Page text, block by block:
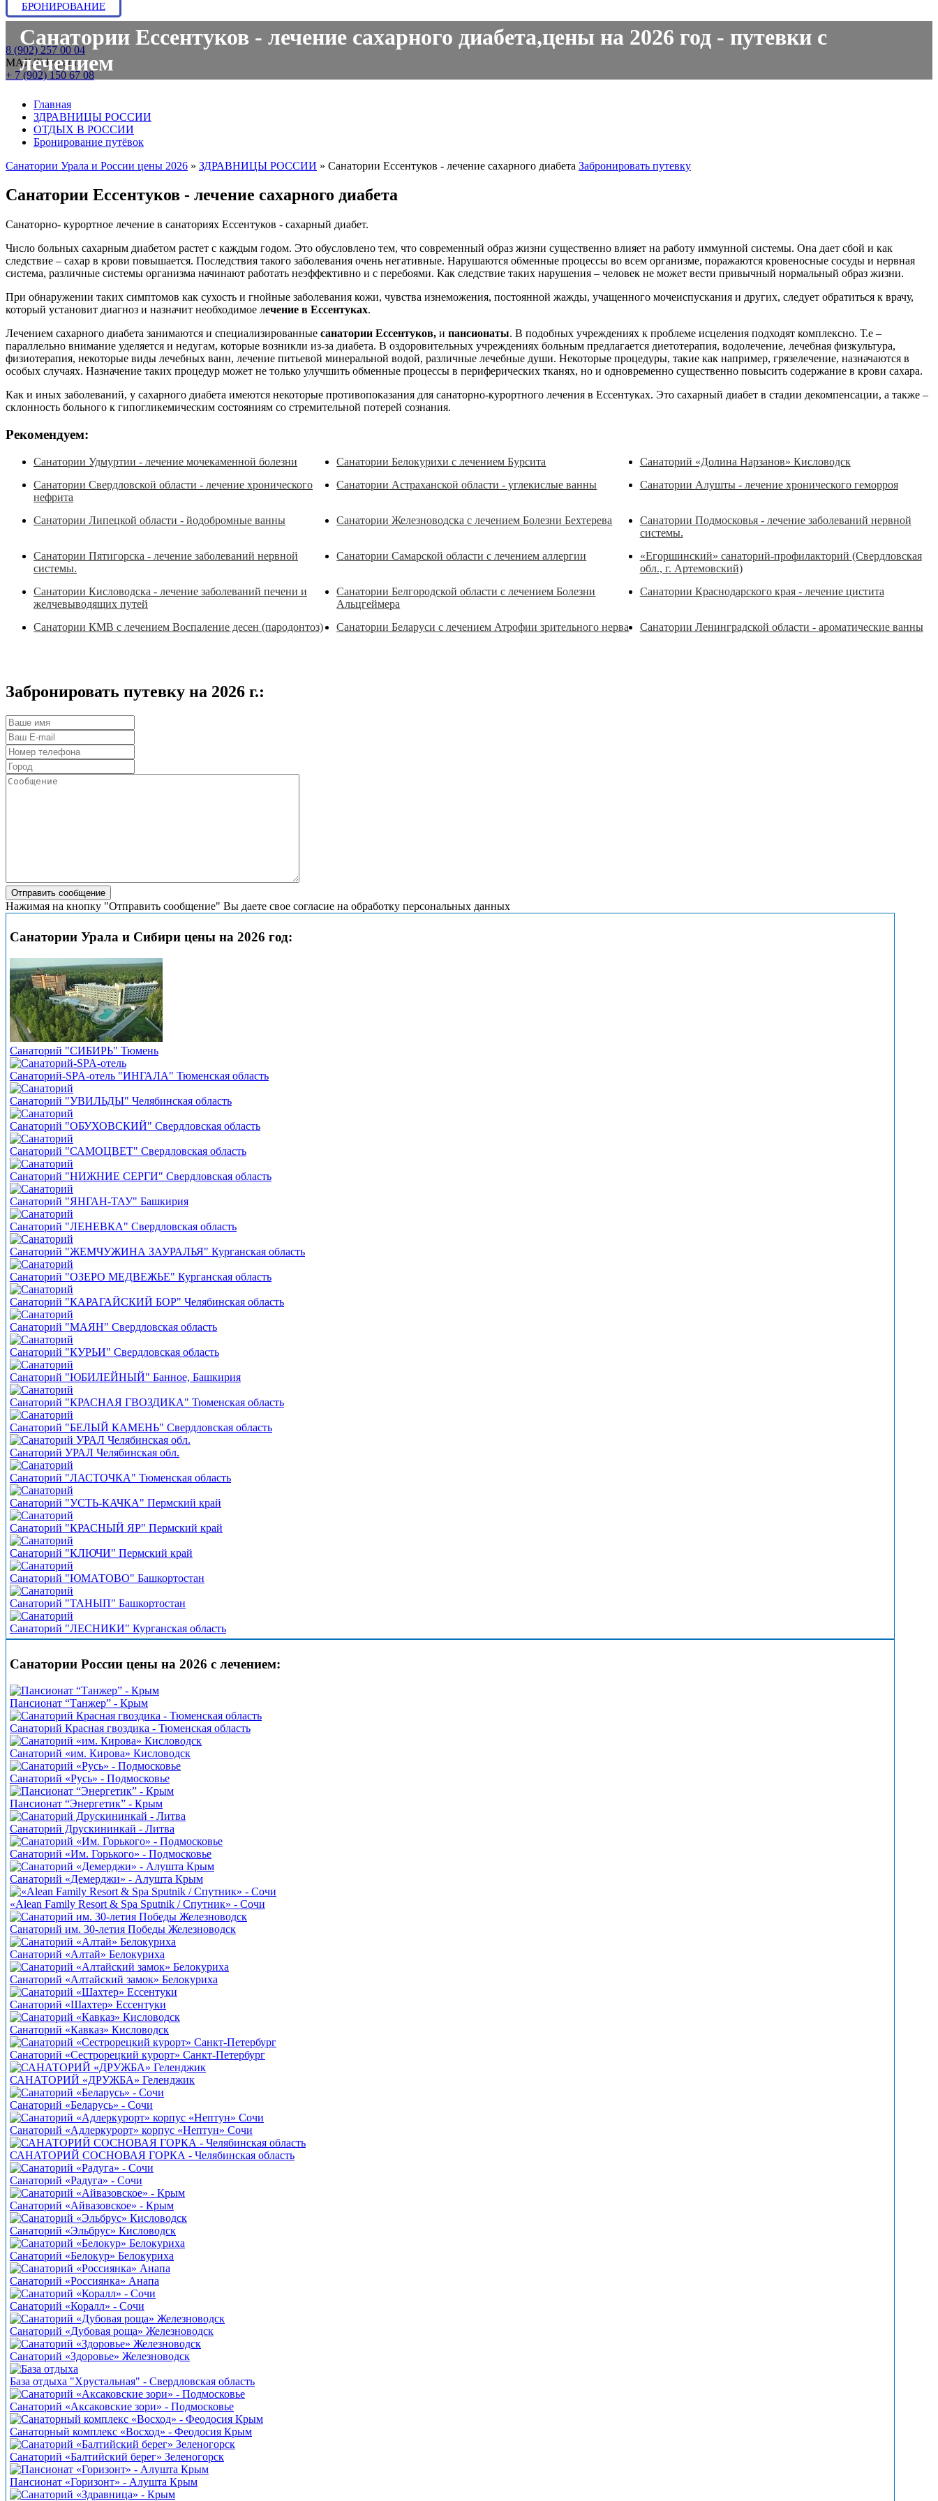
БРОНИРОВАНИЕ
8 (902) 257 00 04
МАХ/Telegram:
+ 7 (902) 150 67 08
Санатории Ессентуков - лечение сахарного диабета,цены на 2026 год - путевки с
лечением
Главная
ЗДРАВНИЦЫ РОССИИ
ОТДЫХ В РОССИИ
Бронирование путёвок
Санатории Урала и России цены 2026 » ЗДРАВНИЦЫ РОССИИ » Санатории Ессентуков - лечение сахарного диабета Забронировать путевку
Санатории Ессентуков - лечение сахарного диабета
Санаторно- курортное лечение в санаториях Ессентуков - сахарный диабет.
Число больных сахарным диабетом растет с каждым годом. Это обусловлено тем, что современный образ жизни существенно влияет на работу иммунной системы. Она дает сбой и как
следствие – сахар в крови повышается. Последствия такого заболевания очень негативные. Нарушаются обменные процессы во всем организме, поражаются кровеносные сосуды и нервная
система, различные системы организма начинают работать неэффективно и с перебоями. Как следствие таких нарушения – человек не может вести привычный нормальный образ жизни.
При обнаружении таких симптомов как сухость и гнойные заболевания кожи, чувства изнеможения, постоянной жажды, учащенного мочеиспускания и других, следует обратиться к врачу,
который установит диагноз и назначит необходимое лечение в Ессентуках.
Лечением сахарного диабета занимаются и специализированные санатории Ессентуков, и пансионаты. В подобных учреждениях к проблеме исцеления подходят комплексно. Т.е –
параллельно внимание уделяется и недугам, которые возникли из-за диабета. В оздоровительных учреждениях больным предлагается диетотерапия, водолечение, лечебная физкультура,
физиотерапия, некоторые виды лечебных ванн, лечение питьевой минеральной водой, различные лечебные души. Некоторые процедуры, такие как например, грязелечение, назначаются в
особых случаях. Назначение таких процедур может не только улучшить обменные процессы в периферических тканях, но и одновременно существенно повысить содержание в крови сахара.
Как и иных заболеваний, у сахарного диабета имеются некоторые противопоказания для санаторно-курортного лечения в Ессентуках. Это сахарный диабет в стадии декомпенсации, а также –
склонность больного к гипогликемическим состояниям со стремительной потерей сознания.
Рекомендуем:
Санатории Удмуртии - лечение мочекаменной болезни Санатории Белокурихи с лечением Бурсита
Санаторий «Долина Нарзанов» Кисловодск
Санатории Свердловской области - лечение хронического
нефрита
Санатории Астраханской области - углекислые ванны Санатории Алушты - лечение хронического геморроя
Санатории Липецкой области - йодобромные ванны Санатории Железноводска с лечением Болезни Бехтерева
Санатории Подмосковья - лечение заболеваний нервной
системы.
Санатории Пятигорска - лечение заболеваний нервной
системы.
Санатории Самарской области с лечением аллергии
«Егоршинский» санаторий-профилакторий (Свердловская
обл., г. Артемовский)
Санатории Кисловодска - лечение заболеваний печени и
желчевыводящих путей
Санатории Белгородской области с лечением Болезни
Альцгеймера
Санатории Краснодарского края - лечение цистита
Санатории КМВ с лечением Воспаление десен (пародонтоз) Санатории Беларуси с лечением Атрофии зрительного нерва Санатории Ленинградской области - ароматические ванны
Забронировать путевку на 2026 г.:
Нажимая на кнопку "Отправить сообщение" Вы даете свое согласие на обработку персональных данных
Санатории Урала и Сибири цены на 2026 год:
Санаторий "СИБИРЬ" Тюмень
Санаторий-SPA-отель "ИНГАЛА" Тюменская область
Санаторий "УВИЛЬДЫ" Челябинская область
Санаторий "ОБУХОВСКИЙ" Свердловская область
Санаторий "САМОЦВЕТ" Свердловская область
Санаторий "НИЖНИЕ СЕРГИ" Свердловская область
Санаторий "ЯНГАН-ТАУ" Башкирия
Санаторий "ЛЕНЕВКА" Свердловская область
Санаторий "ЖЕМЧУЖИНА ЗАУРАЛЬЯ" Курганская область
Санаторий "ОЗЕРО МЕДВЕЖЬЕ" Курганская область
Санаторий "КАРАГАЙСКИЙ БОР" Челябинская область
Санаторий "МАЯН" Свердловская область
Санаторий "КУРЬИ" Свердловская область
Санаторий "ЮБИЛЕЙНЫЙ" Банное, Башкирия
Санаторий "КРАСНАЯ ГВОЗДИКА" Тюменская область
Санаторий "БЕЛЫЙ КАМЕНЬ" Свердловская область
Санаторий УРАЛ Челябинская обл.
Санаторий "ЛАСТОЧКА" Тюменская область
Санаторий "УСТЬ-КАЧКА" Пермский край
Санаторий "КРАСНЫЙ ЯР" Пермский край
Санаторий "КЛЮЧИ" Пермский край
Санаторий "ЮМАТОВО" Башкортостан
Санаторий "ТАНЫП" Башкортостан
Санаторий "ЛЕСНИКИ" Курганская область
Санатории России цены на 2026 с лечением:
Пансионат “Танжер” - Крым
Санаторий Красная гвоздика - Тюменская область
Санаторий «им. Кирова» Кисловодск
Санаторий «Русь» - Подмосковье
Пансионат “Энергетик” - Крым
Санаторий Друскининкай - Литва
Санаторий «Им. Горького» - Подмосковье
Санаторий «Демерджи» - Алушта Крым
«Alean Family Resort & Spa Sputnik / Спутник» - Сочи
Санаторий им. 30-летия Победы Железноводск
Санаторий «Алтай» Белокуриха
Санаторий «Алтайский замок» Белокуриха
Санаторий «Шахтер» Ессентуки
Санаторий «Кавказ» Кисловодск
Санаторий «Сестрорецкий курорт» Санкт-Петербург
САНАТОРИЙ «ДРУЖБА» Геленджик
Санаторий «Беларусь» - Сочи
Санаторий «Адлеркурорт» корпус «Нептун» Сочи
САНАТОРИЙ СОСНОВАЯ ГОРКА - Челябинская область
Санаторий «Радуга» - Сочи
Санаторий «Айвазовское» - Крым
Санаторий «Эльбрус» Кисловодск
Санаторий «Белокур» Белокуриха
Санаторий «Россиянка» Анапа
Санаторий «Коралл» - Сочи
Санаторий «Дубовая роща» Железноводск
Санаторий «Здоровье» Железноводск
База отдыха "Хрустальная" - Свердловская область
Санаторий «Аксаковские зори» - Подмосковье
Санаторный комплекс «Восход» - Феодосия Крым
Санаторий «Балтийский берег» Зеленогорск
Пансионат «Горизонт» - Алушта Крым